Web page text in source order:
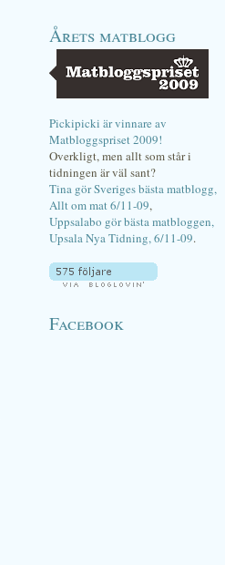
Årets matblogg
Pickipicki är vinnare av
Matbloggspriset 2009!
Overkligt, men allt som står i
tidningen är väl sant?
Tina gör Sveriges bästa matblogg,
Allt om mat 6/11-09,
Uppsalabo gör bästa matbloggen,
Upsala Nya Tidning, 6/11-09.
Facebook